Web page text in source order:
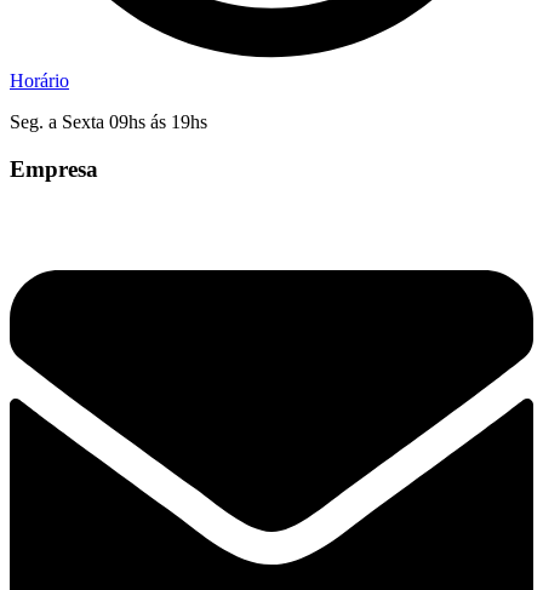
Horário
Seg. a Sexta 09hs ás 19hs
Empresa